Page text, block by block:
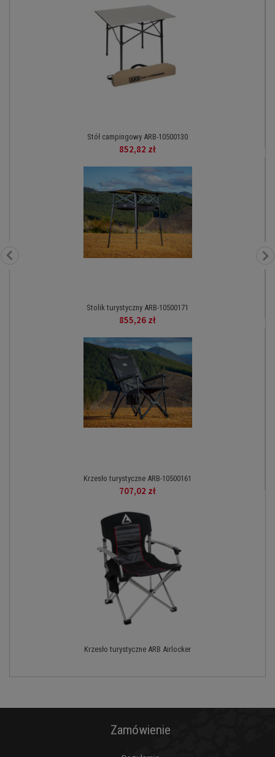
Stół campingowy ARB-10500130
852,82 zł
Stolik turystyczny ARB-10500171
855,26 zł
Krzesło turystyczne ARB-10500161
707,02 zł
Krzesło turystyczne ARB Airlocker
Zamówienie